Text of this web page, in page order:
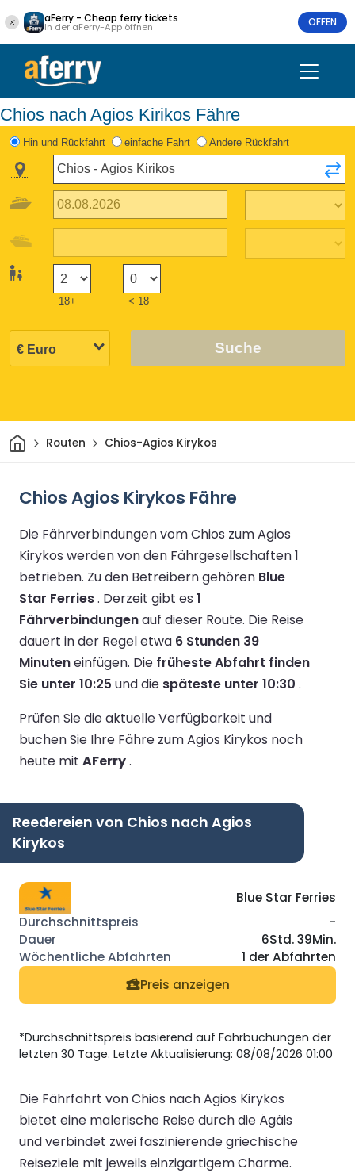
aFerry - Cheap ferry tickets
In der aFerry-App öffnen OFFEN
Chios nach Agios Kirikos Fähre
Hin und Rückfahrt einfache Fahrt Andere Rückfahrt
18+ < 18
Suche
HeimRouten Chios-Agios Kirykos
Chios Agios Kirykos Fähre
Die Fährverbindungen vom Chios zum Agios
Kirykos werden von den Fährgesellschaften 1
betrieben. Zu den Betreibern gehören Blue
Star Ferries. Derzeit gibt es 1
Fährverbindungenauf dieser Route. Die Reise
dauert in der Regel etwa 6 Stunden 39
Minuteneinfügen. Die früheste Abfahrt finden
Sie unter 10:25 und die späteste unter 10:30 .
Prüfen Sie die aktuelle Verfügbarkeit und
buchen Sie Ihre Fähre zum Agios Kirykos noch
heute mit AFerry.
Reedereien von Chios nach Agios
Kirykos
Blue Star Ferries
-
6Std. 39Min.
1 der Abfahrten
Preis anzeigen
*Durchschnittspreis basierend auf Fährbuchungen der
letzten 30 Tage. Letzte Aktualisierung: 08/08/2026 01:00
Die Fährfahrt von Chios nach Agios Kirykos
bietet eine malerische Reise durch die Ägäis
und verbindet zwei faszinierende griechische
Reiseziele mit jeweils einzigartigem Charme.